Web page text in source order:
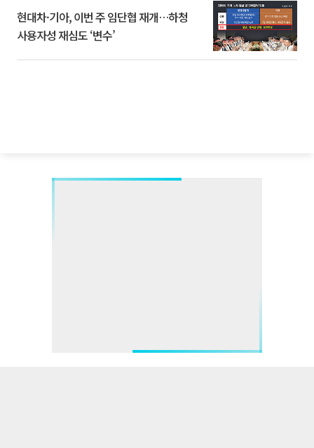
현대차·기아, 이번 주 임단협 재개…하청
사용자성 재심도 ‘변수’